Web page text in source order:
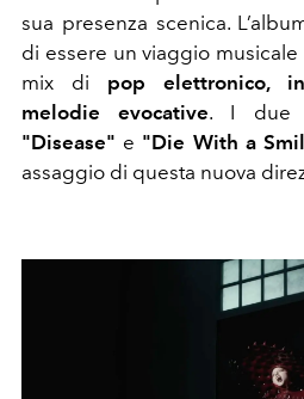
sua presenza scenica.
di essere un viaggio
mix di pop elettronico,
melodie evocative. I due
"Disease" e "Die With a
assaggio di questa nuova